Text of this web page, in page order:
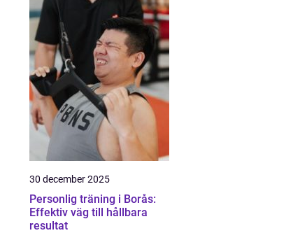
30 december 2025
Personlig träning i Borås:
Effektiv väg till hållbara
resultat